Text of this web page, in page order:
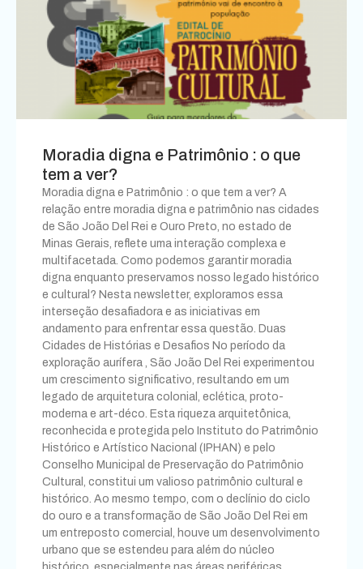
Moradia digna e Patrimônio : o que
tem a ver?
Moradia digna e Patrimônio : o que tem a ver? A
relação entre moradia digna e patrimônio nas cidades
de São João Del Rei e Ouro Preto, no estado de
Minas Gerais, reflete uma interação complexa e
multifacetada. Como podemos garantir moradia
digna enquanto preservamos nosso legado histórico
e cultural? Nesta newsletter, exploramos essa
interseção desafiadora e as iniciativas em
andamento para enfrentar essa questão. Duas
Cidades de Histórias e Desafios No período da
exploração aurífera , São João Del Rei experimentou
um crescimento significativo, resultando em um
legado de arquitetura colonial, eclética, proto-
moderna e art-déco. Esta riqueza arquitetônica,
reconhecida e protegida pelo Instituto do Patrimônio
Histórico e Artístico Nacional (IPHAN) e pelo
Conselho Municipal de Preservação do Patrimônio
Cultural, constitui um valioso patrimônio cultural e
histórico. Ao mesmo tempo, com o declínio do ciclo
do ouro e a transformação de São João Del Rei em
um entreposto comercial, houve um desenvolvimento
urbano que se estendeu para além do núcleo